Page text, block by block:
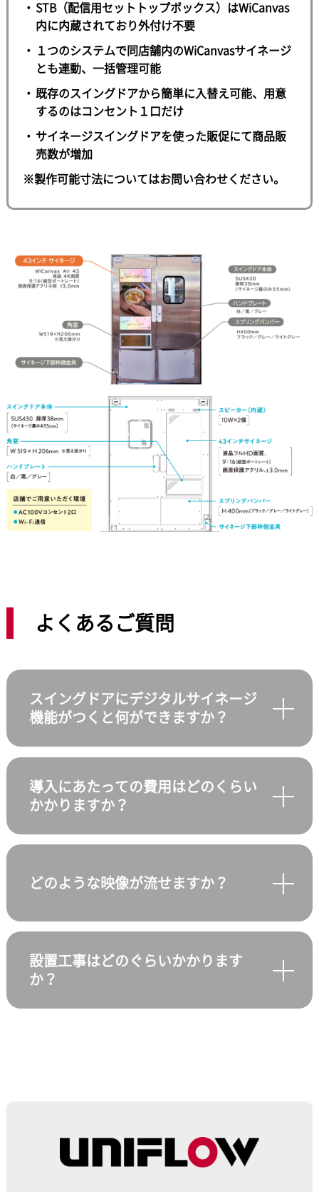
STB（配信用セットトップボックス）はWiCanvas
内に内蔵されており外付け不要
１つのシステムで同店舗内のWiCanvasサイネージ
とも連動、一括管理可能
既存のスイングドアから簡単に入替え可能、用意
するのはコンセント１口だけ
サイネージスイングドアを使った販促にて商品販
売数が増加
※製作可能寸法についてはお問い合わせください。
よくあるご質問
スイングドアにデジタルサイネージ
機能がつくと何ができますか？
デジタルサイネージ機能とは、映像を表示
することができる機能のことです。
ドアに商品の販促映像や店舗案内や広告な
す。
導入にあたっての費用はどのくらい
かかりますか？
社ではお客様の予算やニーズに合わせたプ
ランをご用意しておりますので、お気軽に
どのような映像が流せますか？
んで流したり、自社でお持ちの静止画や動
画を流せます。弊社では、専門のデザイナ
ーがお客様の要望に合わせてデザインを行
設置工事はどのぐらいかかります
か？